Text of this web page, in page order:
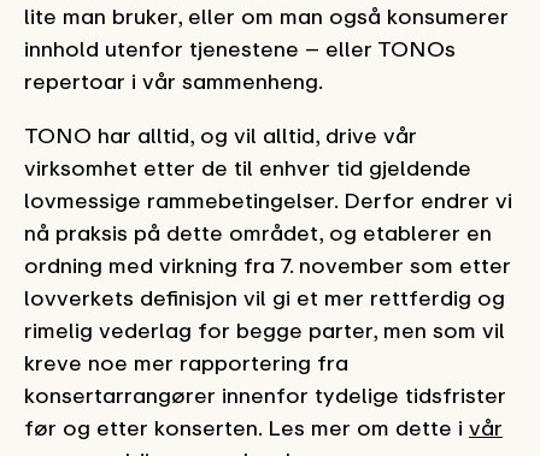
lite man bruker, eller om man også konsumerer
innhold utenfor tjenestene – eller TONOs
repertoar i vår sammenheng.
TONO har alltid, og vil alltid, drive vår
virksomhet etter de til enhver tid gjeldende
lovmessige rammebetingelser. Derfor endrer vi
nå praksis på dette området, og etablerer en
ordning med virkning fra 7. november som etter
lovverkets definisjon vil gi et mer rettferdig og
rimelig vederlag for begge parter, men som vil
kreve noe mer rapportering fra
konsertarrangører innenfor tydelige tidsfrister
før og etter konserten. Les mer om dette i vår